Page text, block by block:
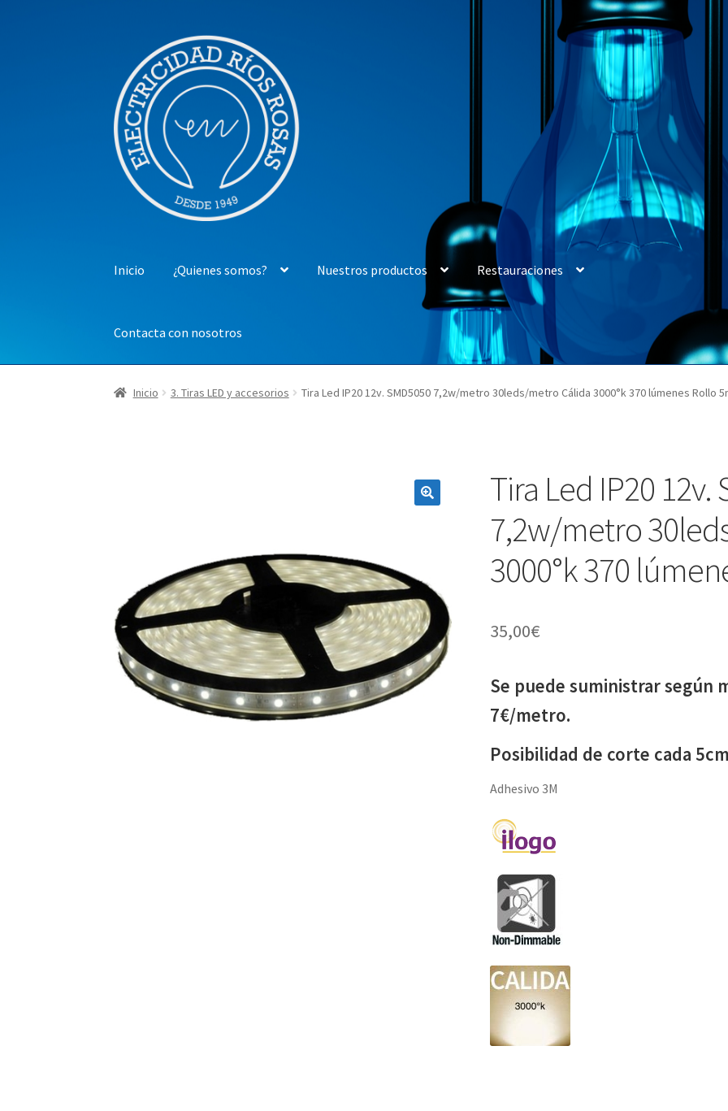
la
navegación
contenido
Inicio ¿Quienes somos? Nuestros productos Restauraciones
Contacta con nosotros
Inicio 3. Tiras LED y accesorios Tira Led IP20 12v. SMD5050 7,2w/metro 30leds/metro Cálida 3000°k 370 lúmenes Rollo
Tira Led IP20 12v.
7,2w/metro
3000°k 370
35,00€
Se puede suministrar según
7€/metro.
Posibilidad de corte cada
Adhesivo 3M